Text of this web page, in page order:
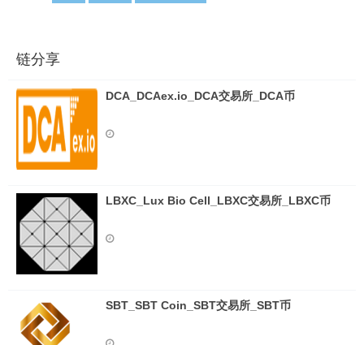
链分享
DCA_DCAex.io_DCA交易所_DCA币
LBXC_Lux Bio Cell_LBXC交易所_LBXC币
SBT_SBT Coin_SBT交易所_SBT币